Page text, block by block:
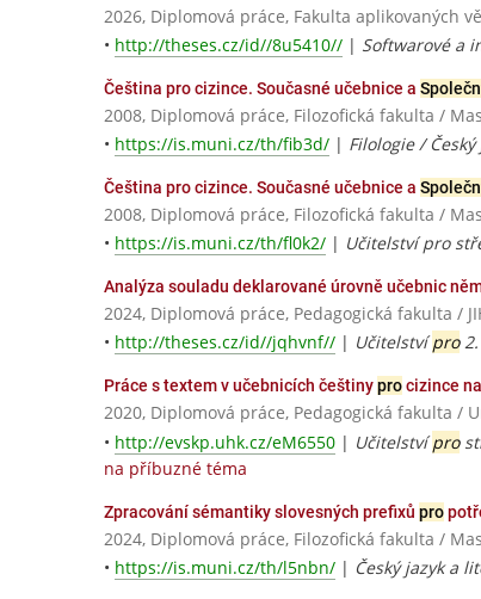
2026, Diplomová práce, Fakulta aplikovaných
• http://theses.cz/id//8u5410// | Softwarové a
Čeština pro cizince. Současné učebnice a
2008, Diplomová práce, Filozofická fakulta /
• https://is.muni.cz/th/fib3d/ | Filologie /
Čeština pro cizince. Současné učebnice a
2008, Diplomová práce, Filozofická fakulta /
• https://is.muni.cz/th/fl0k2/ | Učitelství pro
Analýza souladu deklarované úrovně učebnic
2024, Diplomová práce, Pedagogická fakulta /
• http://theses.cz/id//jqhvnf// | Učitelstvípro2.
Práce s textem v učebnicích češtinyprocizince
2020, Diplomová práce, Pedagogická fakulta /
• http://evskp.uhk.cz/eM6550 | Učitelstvípro
na příbuzné téma
Zpracování sémantiky slovesných prefixů pro
2024, Diplomová práce, Filozofická fakulta /
• https://is.muni.cz/th/l5nbn/ | Český jazyk a